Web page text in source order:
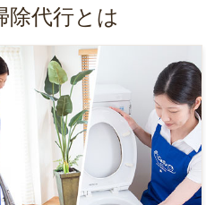
除代行とは